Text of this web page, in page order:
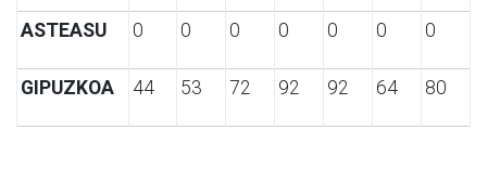
ASTEASU 0 0 0 0 0 0 0
GIPUZKOA 44 53 72 92 92 64 80